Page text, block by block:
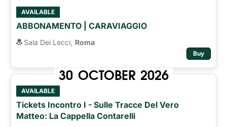
AVAILABLE
ABBONAMENTO | CARAVIAGGIO
Sala Dei Lecci, Roma
Buy
30 OCTOBER 2026
AVAILABLE
Tickets Incontro I - Sulle Tracce Del Vero
Matteo: La Cappella Contarelli